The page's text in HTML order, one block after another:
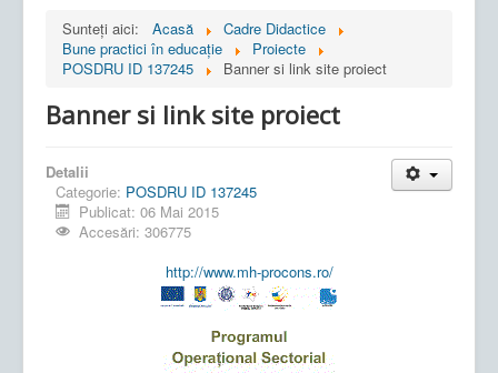
Sunteți aici:
Acasă
Cadre Didactice
Bune practici în educaţie
Proiecte
POSDRU ID 137245
Banner si link site proiect
Banner si link site proiect
Detalii
Categorie: POSDRU ID 137245
Publicat: 06 Mai 2015
Accesări: 306775
http://www.mh-procons.ro/